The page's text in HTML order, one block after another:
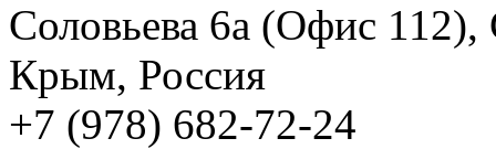
Соловьева 6а (Офис 112),
Крым, Россия
+7 (978) 682-72-24